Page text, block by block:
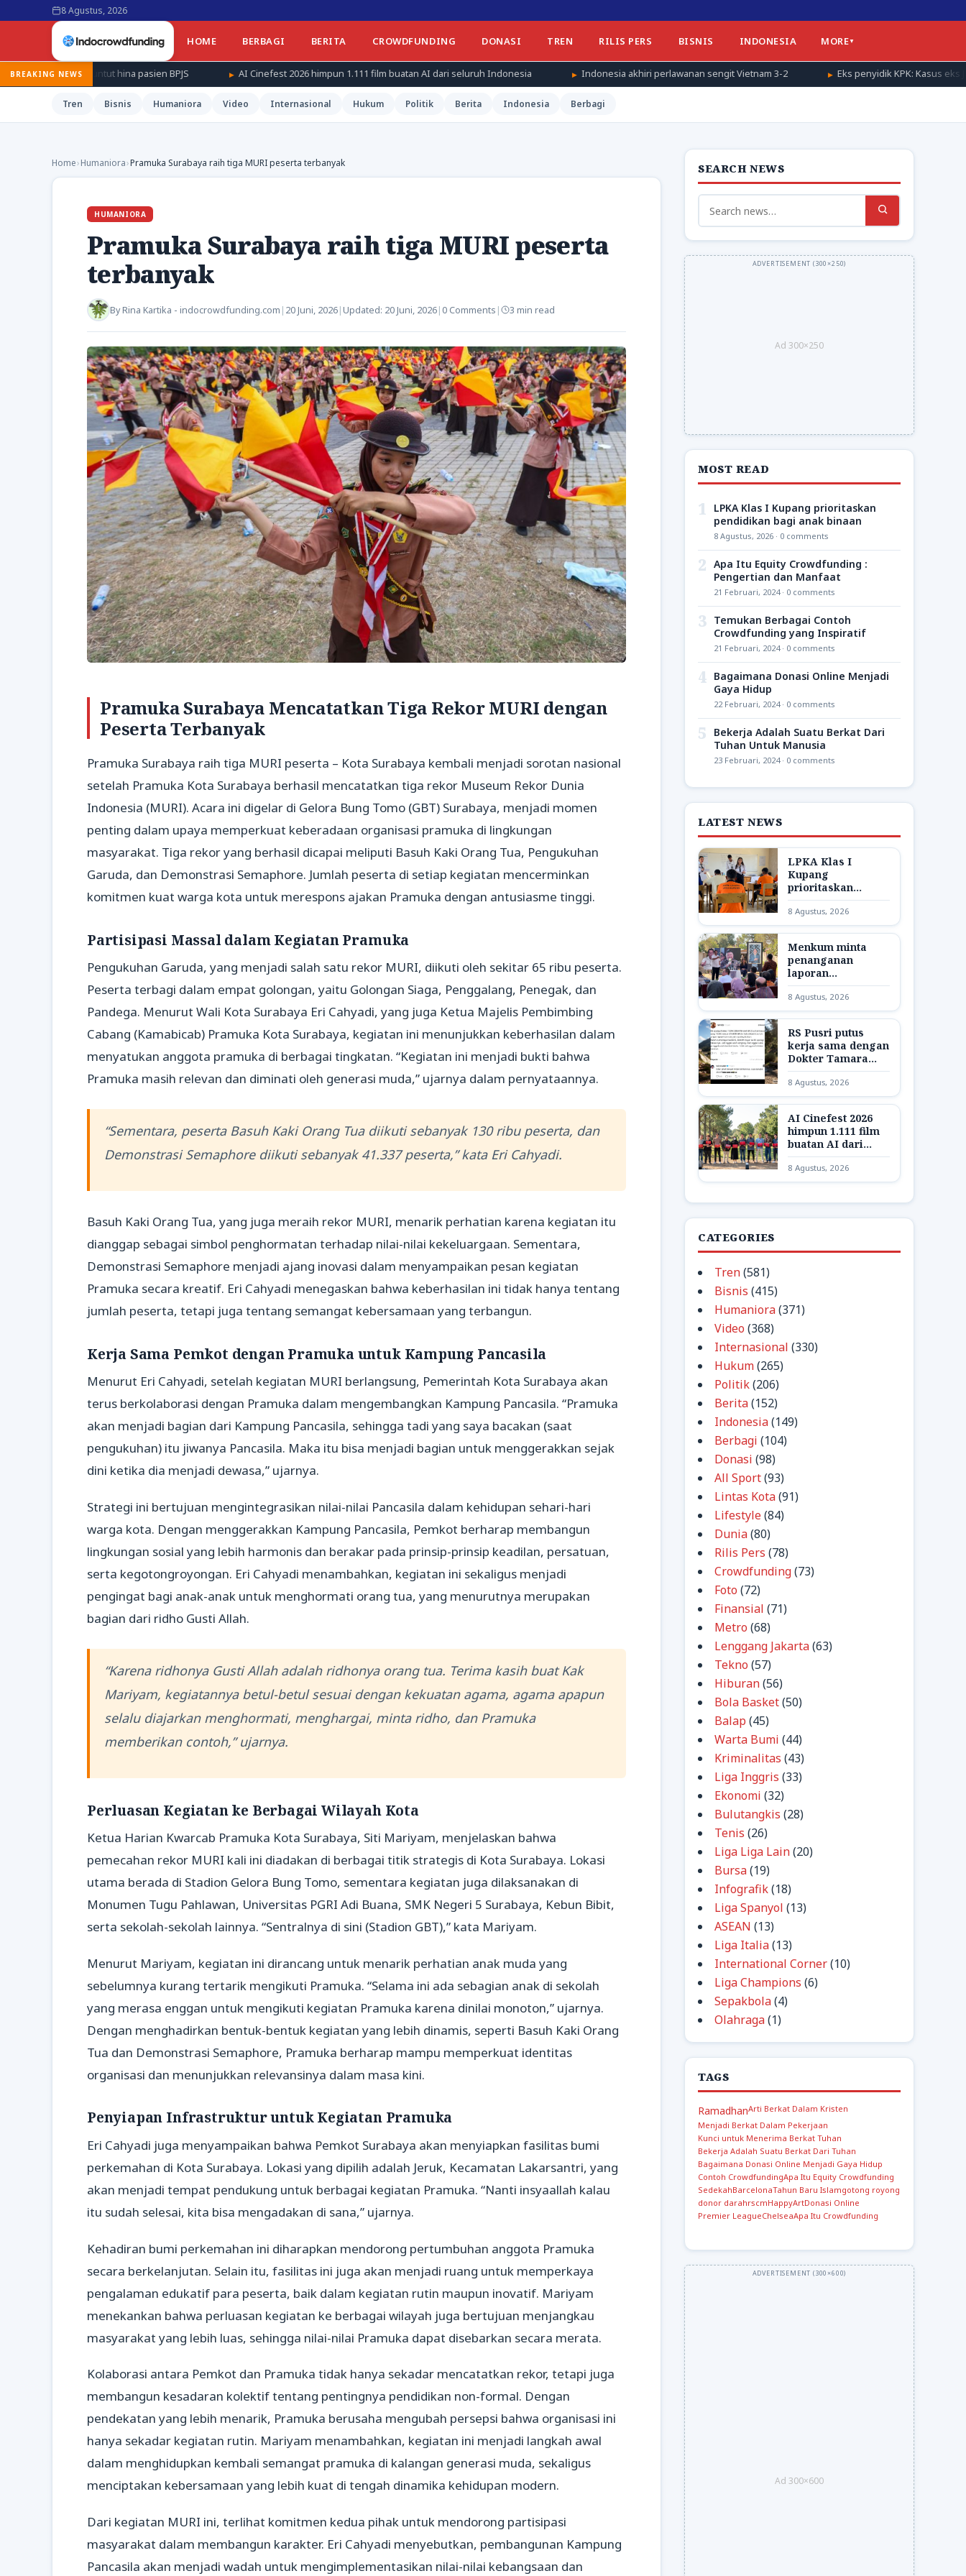
8 Agustus, 2026
HOME BERBAGI BERITA CROWDFUNDING DONASI TREN RILIS PERS BISNIS INDONESIA MORE
BREAKING NEWS
buntut hina pasien BPJS AI Cinefest 2026 himpun 1.111 film buatan AI dari seluruh Indonesia Indonesia akhiri perlawanan sengit Vietnam 3-2 Eks penyidik KPK: Kasus eks Jampidsus perlu
Tren Bisnis Humaniora Video Internasional Hukum Politik Berita Indonesia Berbagi
Home›Humaniora›Pramuka Surabaya raih tiga MURI peserta terbanyak
HUMANIORA
Pramuka Surabaya raih tiga MURI peserta
terbanyak
ByRina Kartika - indocrowdfunding.com | 20 Juni, 2026| Updated: 20 Juni, 2026| 0 Comments | 3 min read
Pramuka Surabaya Mencatatkan Tiga Rekor MURI dengan
Peserta Terbanyak
Pramuka Surabaya raih tiga MURI peserta – Kota Surabaya kembali menjadi sorotan nasional
setelah Pramuka Kota Surabaya berhasil mencatatkan tiga rekor Museum Rekor Dunia
Indonesia (MURI). Acara ini digelar di Gelora Bung Tomo (GBT) Surabaya, menjadi momen
penting dalam upaya memperkuat keberadaan organisasi pramuka di lingkungan
masyarakat. Tiga rekor yang berhasil dicapai meliputi Basuh Kaki Orang Tua, Pengukuhan
Garuda, dan Demonstrasi Semaphore. Jumlah peserta di setiap kegiatan mencerminkan
komitmen kuat warga kota untuk merespons ajakan Pramuka dengan antusiasme tinggi.
Partisipasi Massal dalam Kegiatan Pramuka
Pengukuhan Garuda, yang menjadi salah satu rekor MURI, diikuti oleh sekitar 65 ribu peserta.
Peserta terbagi dalam empat golongan, yaitu Golongan Siaga, Penggalang, Penegak, dan
Pandega. Menurut Wali Kota Surabaya Eri Cahyadi, yang juga Ketua Majelis Pembimbing
Cabang (Kamabicab) Pramuka Kota Surabaya, kegiatan ini menunjukkan keberhasilan dalam
menyatukan anggota pramuka di berbagai tingkatan. “Kegiatan ini menjadi bukti bahwa
Pramuka masih relevan dan diminati oleh generasi muda,” ujarnya dalam pernyataannya.
“Sementara, peserta Basuh Kaki Orang Tua diikuti sebanyak 130 ribu peserta, dan
Demonstrasi Semaphore diikuti sebanyak 41.337 peserta,” kata Eri Cahyadi.
Basuh Kaki Orang Tua, yang juga meraih rekor MURI, menarik perhatian karena kegiatan itu
dianggap sebagai simbol penghormatan terhadap nilai-nilai kekeluargaan. Sementara,
Demonstrasi Semaphore menjadi ajang inovasi dalam menyampaikan pesan kegiatan
Pramuka secara kreatif. Eri Cahyadi menegaskan bahwa keberhasilan ini tidak hanya tentang
jumlah peserta, tetapi juga tentang semangat kebersamaan yang terbangun.
Kerja Sama Pemkot dengan Pramuka untuk Kampung Pancasila
Menurut Eri Cahyadi, setelah kegiatan MURI berlangsung, Pemerintah Kota Surabaya akan
terus berkolaborasi dengan Pramuka dalam mengembangkan Kampung Pancasila. “Pramuka
akan menjadi bagian dari Kampung Pancasila, sehingga tadi yang saya bacakan (saat
pengukuhan) itu jiwanya Pancasila. Maka itu bisa menjadi bagian untuk menggerakkan sejak
dini ketika dia menjadi dewasa,” ujarnya.
Strategi ini bertujuan mengintegrasikan nilai-nilai Pancasila dalam kehidupan sehari-hari
warga kota. Dengan menggerakkan Kampung Pancasila, Pemkot berharap membangun
lingkungan sosial yang lebih harmonis dan berakar pada prinsip-prinsip keadilan, persatuan,
serta kegotongroyongan. Eri Cahyadi menambahkan, kegiatan ini sekaligus menjadi
pengingat bagi anak-anak untuk menghormati orang tua, yang menurutnya merupakan
bagian dari ridho Gusti Allah.
“Karena ridhonya Gusti Allah adalah ridhonya orang tua. Terima kasih buat Kak
Mariyam, kegiatannya betul-betul sesuai dengan kekuatan agama, agama apapun
selalu diajarkan menghormati, menghargai, minta ridho, dan Pramuka
memberikan contoh,” ujarnya.
Perluasan Kegiatan ke Berbagai Wilayah Kota
Ketua Harian Kwarcab Pramuka Kota Surabaya, Siti Mariyam, menjelaskan bahwa
pemecahan rekor MURI kali ini diadakan di berbagai titik strategis di Kota Surabaya. Lokasi
utama berada di Stadion Gelora Bung Tomo, sementara kegiatan juga dilaksanakan di
Monumen Tugu Pahlawan, Universitas PGRI Adi Buana, SMK Negeri 5 Surabaya, Kebun Bibit,
serta sekolah-sekolah lainnya. “Sentralnya di sini (Stadion GBT),” kata Mariyam.
Menurut Mariyam, kegiatan ini dirancang untuk menarik perhatian anak muda yang
sebelumnya kurang tertarik mengikuti Pramuka. “Selama ini ada sebagian anak di sekolah
yang merasa enggan untuk mengikuti kegiatan Pramuka karena dinilai monoton,” ujarnya.
Dengan menghadirkan bentuk-bentuk kegiatan yang lebih dinamis, seperti Basuh Kaki Orang
Tua dan Demonstrasi Semaphore, Pramuka berharap mampu memperkuat identitas
organisasi dan menunjukkan relevansinya dalam masa kini.
Penyiapan Infrastruktur untuk Kegiatan Pramuka
Eri Cahyadi juga menyampaikan bahwa Pemkot Surabaya akan menyiapkan fasilitas bumi
perkemahan di Kota Surabaya. Lokasi yang dipilih adalah Jeruk, Kecamatan Lakarsantri, yang
akan menjadi tempat pendukung untuk berbagai kegiatan Pramuka. “Nanti insyaallah kalau
itu sudah selesai, kita bisa mengadakan di sana,” ujarnya.
Kehadiran bumi perkemahan ini diharapkan mendorong pertumbuhan anggota Pramuka
secara berkelanjutan. Selain itu, fasilitas ini juga akan menjadi ruang untuk memperkaya
pengalaman edukatif para peserta, baik dalam kegiatan rutin maupun inovatif. Mariyam
menekankan bahwa perluasan kegiatan ke berbagai wilayah juga bertujuan menjangkau
masyarakat yang lebih luas, sehingga nilai-nilai Pramuka dapat disebarkan secara merata.
Kolaborasi antara Pemkot dan Pramuka tidak hanya sekadar mencatatkan rekor, tetapi juga
membangun kesadaran kolektif tentang pentingnya pendidikan non-formal. Dengan
pendekatan yang lebih menarik, Pramuka berusaha mengubah persepsi bahwa organisasi ini
hanya sekadar kegiatan rutin. Mariyam menambahkan, kegiatan ini menjadi langkah awal
dalam menghidupkan kembali semangat pramuka di kalangan generasi muda, sekaligus
menciptakan kebersamaan yang lebih kuat di tengah dinamika kehidupan modern.
Dari kegiatan MURI ini, terlihat komitmen kedua pihak untuk mendorong partisipasi
masyarakat dalam membangun karakter. Eri Cahyadi menyebutkan, pembangunan Kampung
Pancasila akan menjadi wadah untuk mengimplementasikan nilai-nilai kebangsaan dan
SEARCH NEWS
Search
for:
Ad 300×250
MOST READ
1
LPKA Klas I Kupang prioritaskan
pendidikan bagi anak binaan
8 Agustus, 2026 · 0 comments
2 Apa Itu Equity Crowdfunding :
Pengertian dan Manfaat
21 Februari, 2024 · 0 comments
3 Temukan Berbagai Contoh
Crowdfunding yang Inspiratif
21 Februari, 2024 · 0 comments
4 Bagaimana Donasi Online Menjadi
Gaya Hidup
22 Februari, 2024 · 0 comments
5
Bekerja Adalah Suatu Berkat Dari
Tuhan Untuk Manusia
23 Februari, 2024 · 0 comments
LATEST NEWS
LPKA Klas I
Kupang
prioritaskan
pendidikan bagi
anak binaan
8 Agustus, 2026
Menkum minta
penanganan
laporan
pelanggaran KI
dipercepat
8 Agustus, 2026
RS Pusri putus
kerja sama dengan
Dokter Tamara
buntut hina pasien
BPJS
8 Agustus, 2026
AI Cinefest 2026
himpun 1.111 film
buatan AI dari
seluruh Indonesia
8 Agustus, 2026
CATEGORIES
Tren(581)
Bisnis (415)
Humaniora(371)
Video (368)
Internasional (330)
Hukum(265)
Politik(206)
Berita(152)
Indonesia(149)
Berbagi (104)
Donasi (98)
All Sport(93)
Lintas Kota(91)
Lifestyle(84)
Dunia(80)
Rilis Pers (78)
Crowdfunding(73)
Foto (72)
Finansial (71)
Metro (68)
Lenggang Jakarta(63)
Tekno (57)
Hiburan(56)
Bola Basket(50)
Balap (45)
Warta Bumi (44)
Kriminalitas (43)
Liga Inggris (33)
Ekonomi (32)
Bulutangkis (28)
Tenis (26)
Liga Liga Lain(20)
Bursa(19)
Infografik(18)
Liga Spanyol (13)
ASEAN (13)
Liga Italia(13)
International Corner(10)
Liga Champions (6)
Sepakbola(4)
Olahraga(1)
TAGS
RamadhanArti Berkat Dalam Kristen
Menjadi Berkat Dalam Pekerjaan
Kunci untuk Menerima Berkat Tuhan
Bekerja Adalah Suatu Berkat Dari Tuhan
Bagaimana Donasi Online Menjadi Gaya Hidup
Contoh CrowdfundingApa Itu Equity Crowdfunding
SedekahBarcelonaTahun Baru Islamgotong royong
donor darahrscmHappyArtDonasi Online
Premier LeagueChelseaApa Itu Crowdfunding
Ad 300×600